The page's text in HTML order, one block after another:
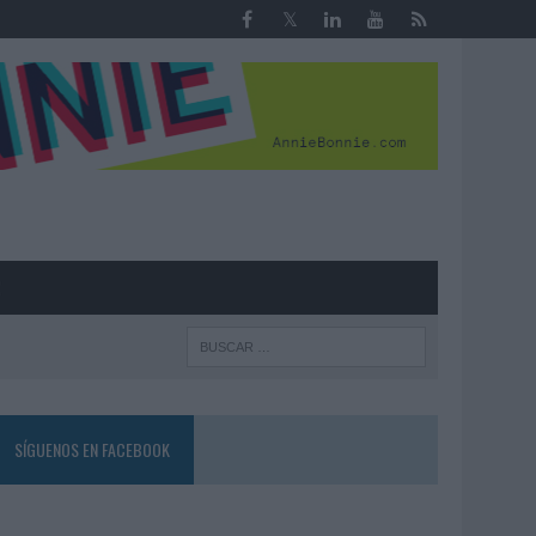
SÍGUENOS EN FACEBOOK